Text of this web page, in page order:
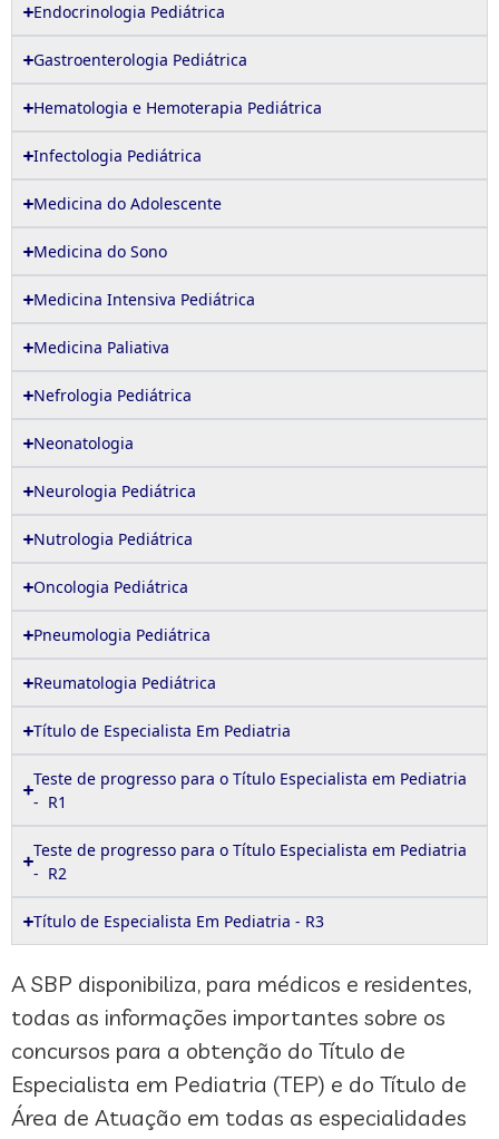
Endocrinologia Pediátrica
Gastroenterologia Pediátrica
Hematologia e Hemoterapia Pediátrica
Infectologia Pediátrica
Medicina do Adolescente
Medicina do Sono
Medicina Intensiva Pediátrica
Medicina Paliativa
Nefrologia Pediátrica
Neonatologia
Neurologia Pediátrica
Nutrologia Pediátrica
Oncologia Pediátrica
Pneumologia Pediátrica
Reumatologia Pediátrica
Título de Especialista Em Pediatria
Teste de progresso para o Título Especialista em Pediatria
- R1
Teste de progresso para o Título Especialista em Pediatria
- R2
Título de Especialista Em Pediatria - R3
A SBP disponibiliza, para médicos e residentes,
todas as informações importantes sobre os
concursos para a obtenção do Título de
Especialista em Pediatria (TEP) e do Título de
Área de Atuação em todas as especialidades